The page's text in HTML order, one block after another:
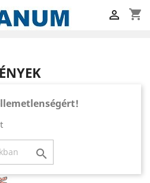
shopping_cart

